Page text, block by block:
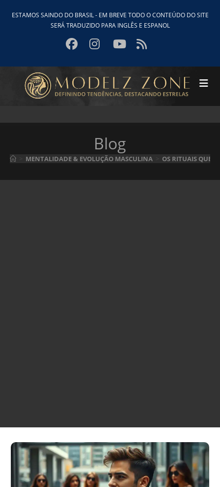
paraESTAMOS SAINDO DO BRASIL - EM BREVE TODO O CONTEÚDO DO SITE
SERÁ TRADUZIDO PARA INGLÊS E ESPANOL
Blog
MENTALIDADE & EVOLUÇÃO MASCULINA OS RITUAIS QUE